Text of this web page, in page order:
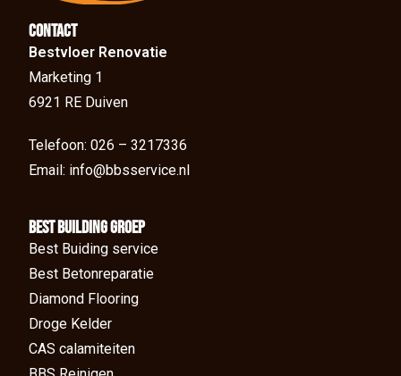
Contact
Bestvloer Renovatie
Marketing 1
6921 RE Duiven
Telefoon: 026 – 3217336
Email: info@bbsservice.nl
BEst Building groep
Best Buiding service
Best Betonreparatie
Diamond Flooring
Droge Kelder
CAS calamiteiten